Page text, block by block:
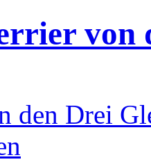
von
den Drei